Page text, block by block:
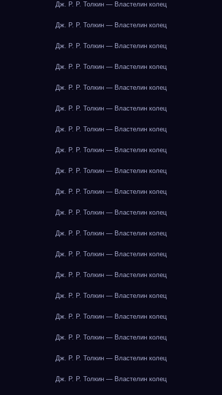
Дж. Р. Р. Толкин — Властелин колец
Дж. Р. Р. Толкин — Властелин колец
Дж. Р. Р. Толкин — Властелин колец
Дж. Р. Р. Толкин — Властелин колец
Дж. Р. Р. Толкин — Властелин колец
Дж. Р. Р. Толкин — Властелин колец
Дж. Р. Р. Толкин — Властелин колец
Дж. Р. Р. Толкин — Властелин колец
Дж. Р. Р. Толкин — Властелин колец
Дж. Р. Р. Толкин — Властелин колец
Дж. Р. Р. Толкин — Властелин колец
Дж. Р. Р. Толкин — Властелин колец
Дж. Р. Р. Толкин — Властелин колец
Дж. Р. Р. Толкин — Властелин колец
Дж. Р. Р. Толкин — Властелин колец
Дж. Р. Р. Толкин — Властелин колец
Дж. Р. Р. Толкин — Властелин колец
Дж. Р. Р. Толкин — Властелин колец
Дж. Р. Р. Толкин — Властелин колец